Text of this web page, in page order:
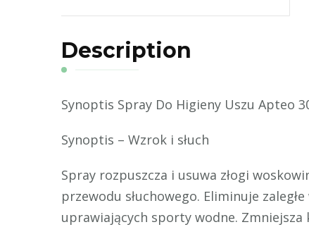
Description
Synoptis Spray Do Higieny Uszu Apteo
Synoptis – Wzrok i słuch
Spray rozpuszcza i usuwa złogi
przewodu słuchowego. Eliminuje
uprawiających sporty wodne. Zmniejsza